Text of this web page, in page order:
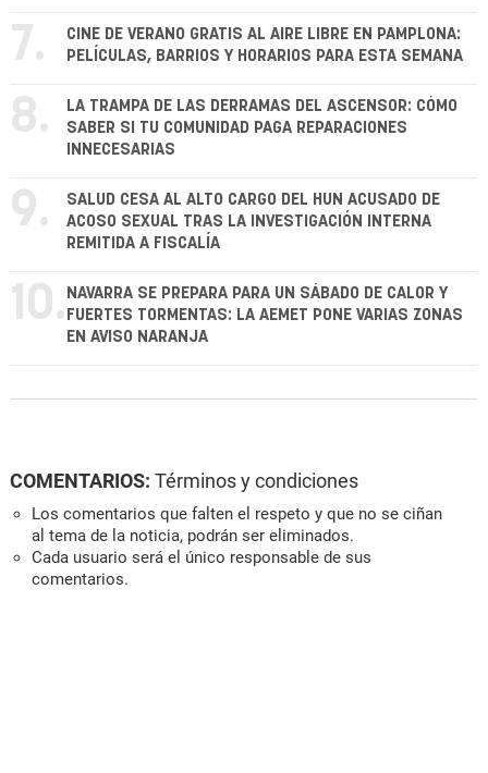
7.
CINE DE VERANO GRATIS AL AIRE LIBRE EN PAMPLONA:
PELÍCULAS, BARRIOS Y HORARIOS PARA ESTA SEMANA
8.
LA TRAMPA DE LAS DERRAMAS DEL ASCENSOR: CÓMO
SABER SI TU COMUNIDAD PAGA REPARACIONES
INNECESARIAS
9.
SALUD CESA AL ALTO CARGO DEL HUN ACUSADO DE
ACOSO SEXUAL TRAS LA INVESTIGACIÓN INTERNA
REMITIDA A FISCALÍA
10. NAVARRA SE PREPARA PARA UN SÁBADO DE CALOR Y
FUERTES TORMENTAS: LA AEMET PONE VARIAS ZONAS
EN AVISO NARANJA
COMENTARIOS: Términos y condiciones
Los comentarios que falten el respeto y que no se ciñan
al tema de la noticia, podrán ser eliminados.
Cada usuario será el único responsable de sus
comentarios.